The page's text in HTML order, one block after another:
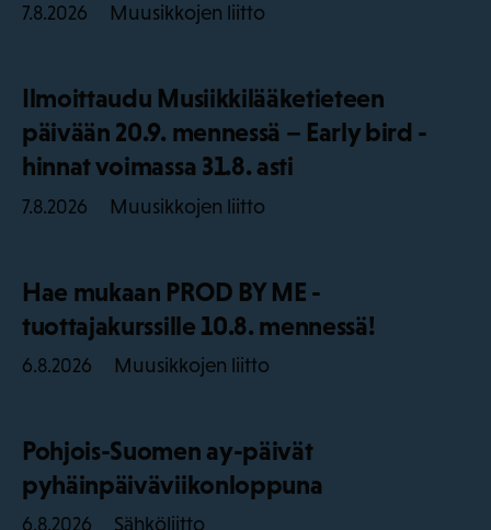
7.8.2026 Muusikkojen liitto
Ilmoittaudu Musiikkilääketieteen
päivään 20.9. mennessä – Early bird -
hinnat voimassa 31.8. asti
7.8.2026 Muusikkojen liitto
Hae mukaan PROD BY ME -
tuottajakurssille 10.8. mennessä!
6.8.2026 Muusikkojen liitto
Pohjois-Suomen ay-päivät
pyhäinpäiväviikonloppuna
6.8.2026 Sähköliitto